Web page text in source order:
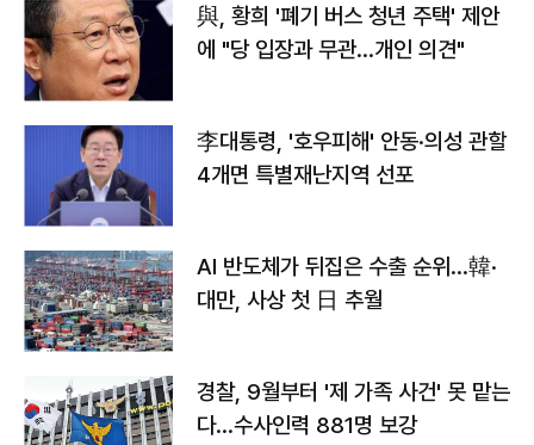
與, 황희 '폐기 버스 청년 주택' 제안
에 "당 입장과 무관…개인 의견"
李대통령, '호우피해' 안동·의성 관할
4개면 특별재난지역 선포
AI 반도체가 뒤집은 수출 순위…韓·
대만, 사상 첫 日 추월
경찰, 9월부터 '제 가족 사건' 못 맡는
다…수사인력 881명 보강